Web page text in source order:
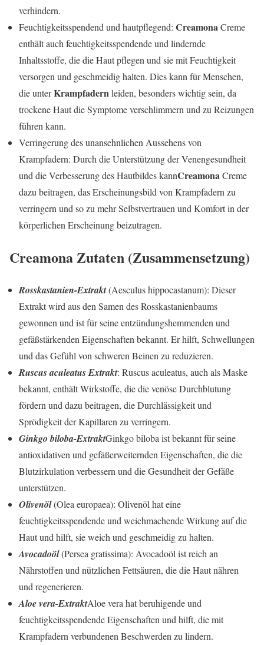
verhindern.
Feuchtigkeitsspendend und hautpflegend: CreamonaCreme
enthält auch feuchtigkeitsspendende und lindernde
Inhaltsstoffe, die die Haut pflegen und sie mit Feuchtigkeit
versorgen und geschmeidig halten. Dies kann für Menschen,
die unterKrampfadernleiden, besonders wichtig sein, da
trockene Haut die Symptome verschlimmern und zu Reizungen
führen kann.
Verringerung des unansehnlichen Aussehens von
Krampfadern: Durch die Unterstützung der Venengesundheit
und die Verbesserung des Hautbildes kannCreamonaCreme
dazu beitragen, das Erscheinungsbild von Krampfadern zu
verringern und so zu mehr Selbstvertrauen und Komfort in der
körperlichen Erscheinung beizutragen.
CreamonaZutaten (Zusammensetzung)
Rosskastanien-Extrakt(Aesculus hippocastanum): Dieser
Extrakt wird aus den Samen des Rosskastanienbaums
gewonnen und ist für seine entzündungshemmenden und
gefäßstärkenden Eigenschaften bekannt. Er hilft, Schwellungen
und das Gefühl von schweren Beinen zu reduzieren.
Ruscus aculeatus Extrakt: Ruscus aculeatus, auch als Maske
bekannt, enthält Wirkstoffe, die die venöse Durchblutung
fördern und dazu beitragen, die Durchlässigkeit und
Sprödigkeit der Kapillaren zu verringern.
Ginkgo biloba-ExtraktGinkgo biloba ist bekannt für seine
antioxidativen und gefäßerweiternden Eigenschaften, die die
Blutzirkulation verbessern und die Gesundheit der Gefäße
unterstützen.
Olivenöl(Olea europaea): Olivenöl hat eine
feuchtigkeitsspendende und weichmachende Wirkung auf die
Haut und hilft, sie weich und geschmeidig zu halten.
Avocadoöl(Persea gratissima): Avocadoöl ist reich an
Nährstoffen und nützlichen Fettsäuren, die die Haut nähren
und regenerieren.
Aloe vera-ExtraktAloe vera hat beruhigende und
feuchtigkeitsspendende Eigenschaften und hilft, die mit
Krampfadern verbundenen Beschwerden zu lindern.